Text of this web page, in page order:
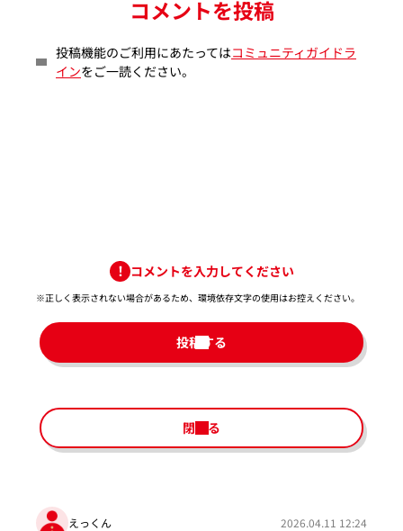
コメントを投稿
投稿機能のご利用にあたってはコミュニティガイドラ
インをご一読ください。
コメントを入力してください
※正しく表示されない場合があるため、環境依存文字の使用はお控えください。​
投稿する
閉じる
えっくん 2026.04.11 12:24